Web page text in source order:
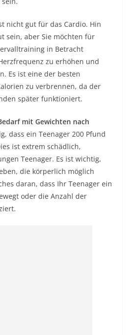
nicht gut für das Cardio. Hin
sein, aber Sie möchten für
in Betracht
zu erhöhen und
Es ist eine der besten
zu verbrennen, da der
später funktioniert.
mit Gewichten nach
dass ein Teenager 200 Pfund
ist extrem schädlich,
Teenager. Es ist wichtig,
die körperlich möglich
daran, dass Ihr Teenager ein
oder die Anzahl der